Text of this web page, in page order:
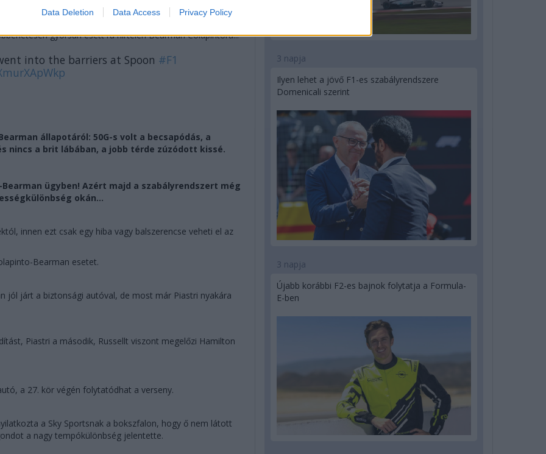
Data Deletion Data Access Privacy Policy
gyorsan esett rá hirtelen Bearman Colapintóra...
into the barriers at Spoon #F1
állapotáról: 50G-s volt a becsapódás, a
nincs a brit lábában, a jobb térde zúzódott kissé.
ügyben! Azért majd a szabályrendszert még
okán...
innen ezt csak egy hiba vagy balszerencse veheti el az
Bearman esetet.
jól járt a biztonsági autóval, de most már Piastri nyakára
Piastri a második, Russellt viszont megelőzi Hamilton
a 27. kör végén folytatódhat a verseny.
a Sky Sportsnak a bokszfalon, hogy ő nem látott
a nagy tempókülönbség jelentette.
3 napja
Ilyen lehet a jövő F1-es szabályrendszere
Domenicali szerint
3 napja
Újabb korábbi F2-es bajnok folytatja a Formula-
E-ben